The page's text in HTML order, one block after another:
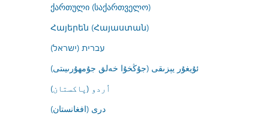
ქართული (საქართველო)
Հայերեն (Հայաստան)
עברית (ישראל)
ئۇيغۇر يېزىقى (جۇڭخۇا خەلق جۇمھۇرىيىتى)
اُردو (پاکستان)
درى (افغانستان)